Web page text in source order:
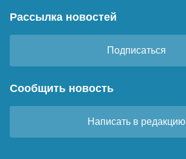
Рассылка новостей
Подписаться
Сообщить новость
Написать в редакцию